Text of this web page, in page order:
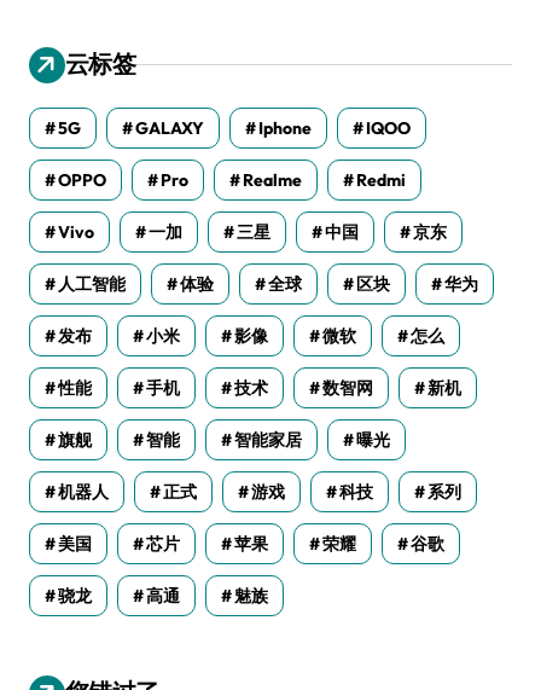
云标签
5G GALAXY Iphone IQOO
OPPO Pro Realme Redmi
Vivo 一加 三星 中国 京东
人工智能 体验 全球 区块 华为
发布 小米 影像 微软 怎么
性能 手机 技术 数智网 新机
旗舰 智能 智能家居 曝光
机器人 正式 游戏 科技 系列
美国 芯片 苹果 荣耀 谷歌
骁龙 高通 魅族